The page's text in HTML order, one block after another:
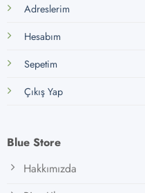
Adreslerim
Hesabım
Sepetim
Çıkış Yap
Blue Store
Hakkımızda